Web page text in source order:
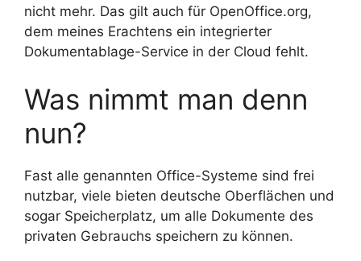
nicht mehr. Das gilt auch für OpenOffice.org,
dem meines Erachtens ein integrierter
Dokumentablage-Service in der Cloud fehlt.
Was nimmt man denn
nun?
Fast alle genannten Office-Systeme sind frei
nutzbar, viele bieten deutsche Oberflächen und
sogar Speicherplatz, um alle Dokumente des
privaten Gebrauchs speichern zu können.